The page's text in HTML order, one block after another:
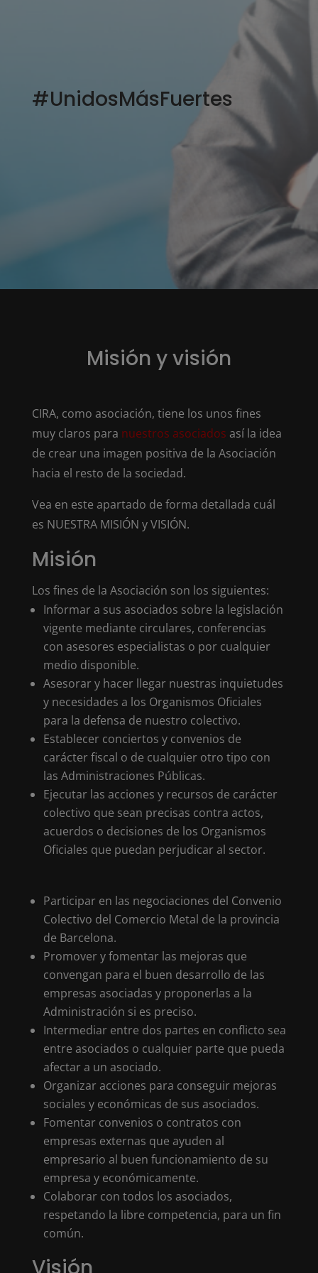
#UnidosMásFuertes
Misión y visión
CIRA, como asociación, tiene los unos fines
muy claros para nuestros asociados así la idea
de crear una imagen positiva de la Asociación
hacia el resto de la sociedad.
Vea en este apartado de forma detallada cuál
es NUESTRA MISIÓN y VISIÓN.
Misión
Los fines de la Asociación son los siguientes:
Informar a sus asociados sobre la legislación
vigente mediante circulares, conferencias
con asesores especialistas o por cualquier
medio disponible.
Asesorar y hacer llegar nuestras inquietudes
y necesidades a los Organismos Oficiales
para la defensa de nuestro colectivo.
Establecer conciertos y convenios de
carácter fiscal o de cualquier otro tipo con
las Administraciones Públicas.
Ejecutar las acciones y recursos de carácter
colectivo que sean precisas contra actos,
acuerdos o decisiones de los Organismos
Oficiales que puedan perjudicar al sector.
Participar en las negociaciones del Convenio
Colectivo del Comercio Metal de la provincia
de Barcelona.
Promover y fomentar las mejoras que
convengan para el buen desarrollo de las
empresas asociadas y proponerlas a la
Administración si es preciso.
Intermediar entre dos partes en conflicto sea
entre asociados o cualquier parte que pueda
afectar a un asociado.
Organizar acciones para conseguir mejoras
sociales y económicas de sus asociados.
Fomentar convenios o contratos con
empresas externas que ayuden al
empresario al buen funcionamiento de su
empresa y económicamente.
Colaborar con todos los asociados,
respetando la libre competencia, para un fin
común.